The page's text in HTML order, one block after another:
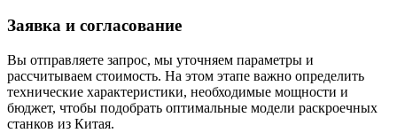
Заявка и согласование
Вы отправляете запрос, мы уточняем параметры и
рассчитываем стоимость. На этом этапе важно определить
технические характеристики, необходимые мощности и
бюджет, чтобы подобрать оптимальные модели раскроечных
станков из Китая.